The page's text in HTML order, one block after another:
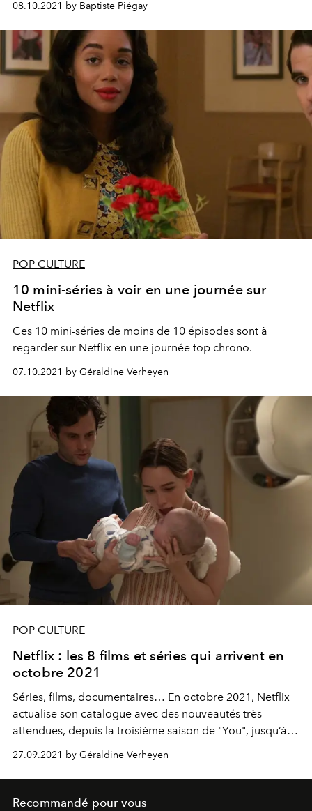
08.10.2021 by Baptiste Piégay
POP CULTURE
10 mini-séries à voir en une journée sur
Netflix
Ces 10 mini-séries de moins de 10 épisodes sont à
regarder sur Netflix en une journée top chrono.
07.10.2021 by Géraldine Verheyen
POP CULTURE
Netflix : les 8 films et séries qui arrivent en
octobre 2021
Séries, films, documentaires… En octobre 2021, Netflix
actualise son catalogue avec des nouveautés très
attendues, depuis la troisième saison de "You", jusqu’à la
saison 4 de "Dynasty", en passant par le spin-off
consacré à Harley Quinn. Voici les 8 nouveautés à binge-
watcher dès le 1er octobre sur la plateforme.
27.09.2021 by Géraldine Verheyen
Recommandé pour vous